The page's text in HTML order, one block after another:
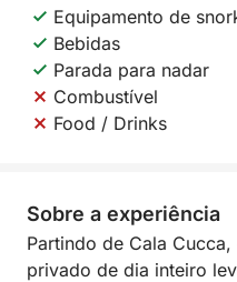
Equipamento de
Bebidas
Parada para nadar
Combustível
Food / Drinks
Sobre a experiência
Partindo de Cala
privado de dia inteiro